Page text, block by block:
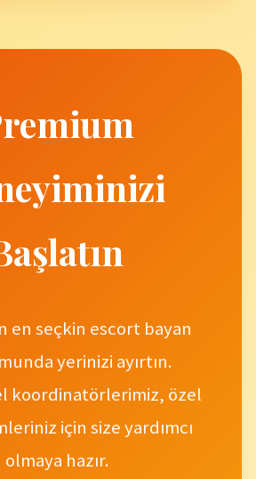
en seçkin escort bayan
yerinizi ayırtın.
koordinatörlerimiz, özel
için size yardımcı
olmaya hazır.